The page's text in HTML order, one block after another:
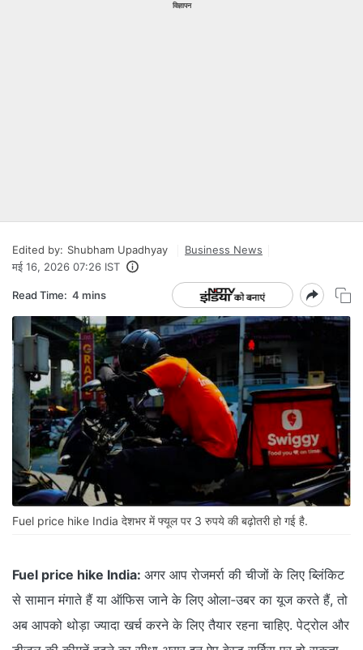
विज्ञापन
Edited by: Shubham Upadhyay
Business News
मई 16, 2026 07:26 IST
Read Time: 4 mins
Fuel price hike India देशभर में फ्यूल पर 3 रुपये की बढ़ोतरी हो गई है.
Fuel price hike India: अगर आप रोजमर्रा की चीजों के लिए ब्लिंकिट
से सामान मंगाते हैं या ऑफिस जाने के लिए ओला‑उबर का यूज करते हैं, तो
अब आपको थोड़ा ज्यादा खर्च करने के लिए तैयार रहना चाहिए. पेट्रोल और